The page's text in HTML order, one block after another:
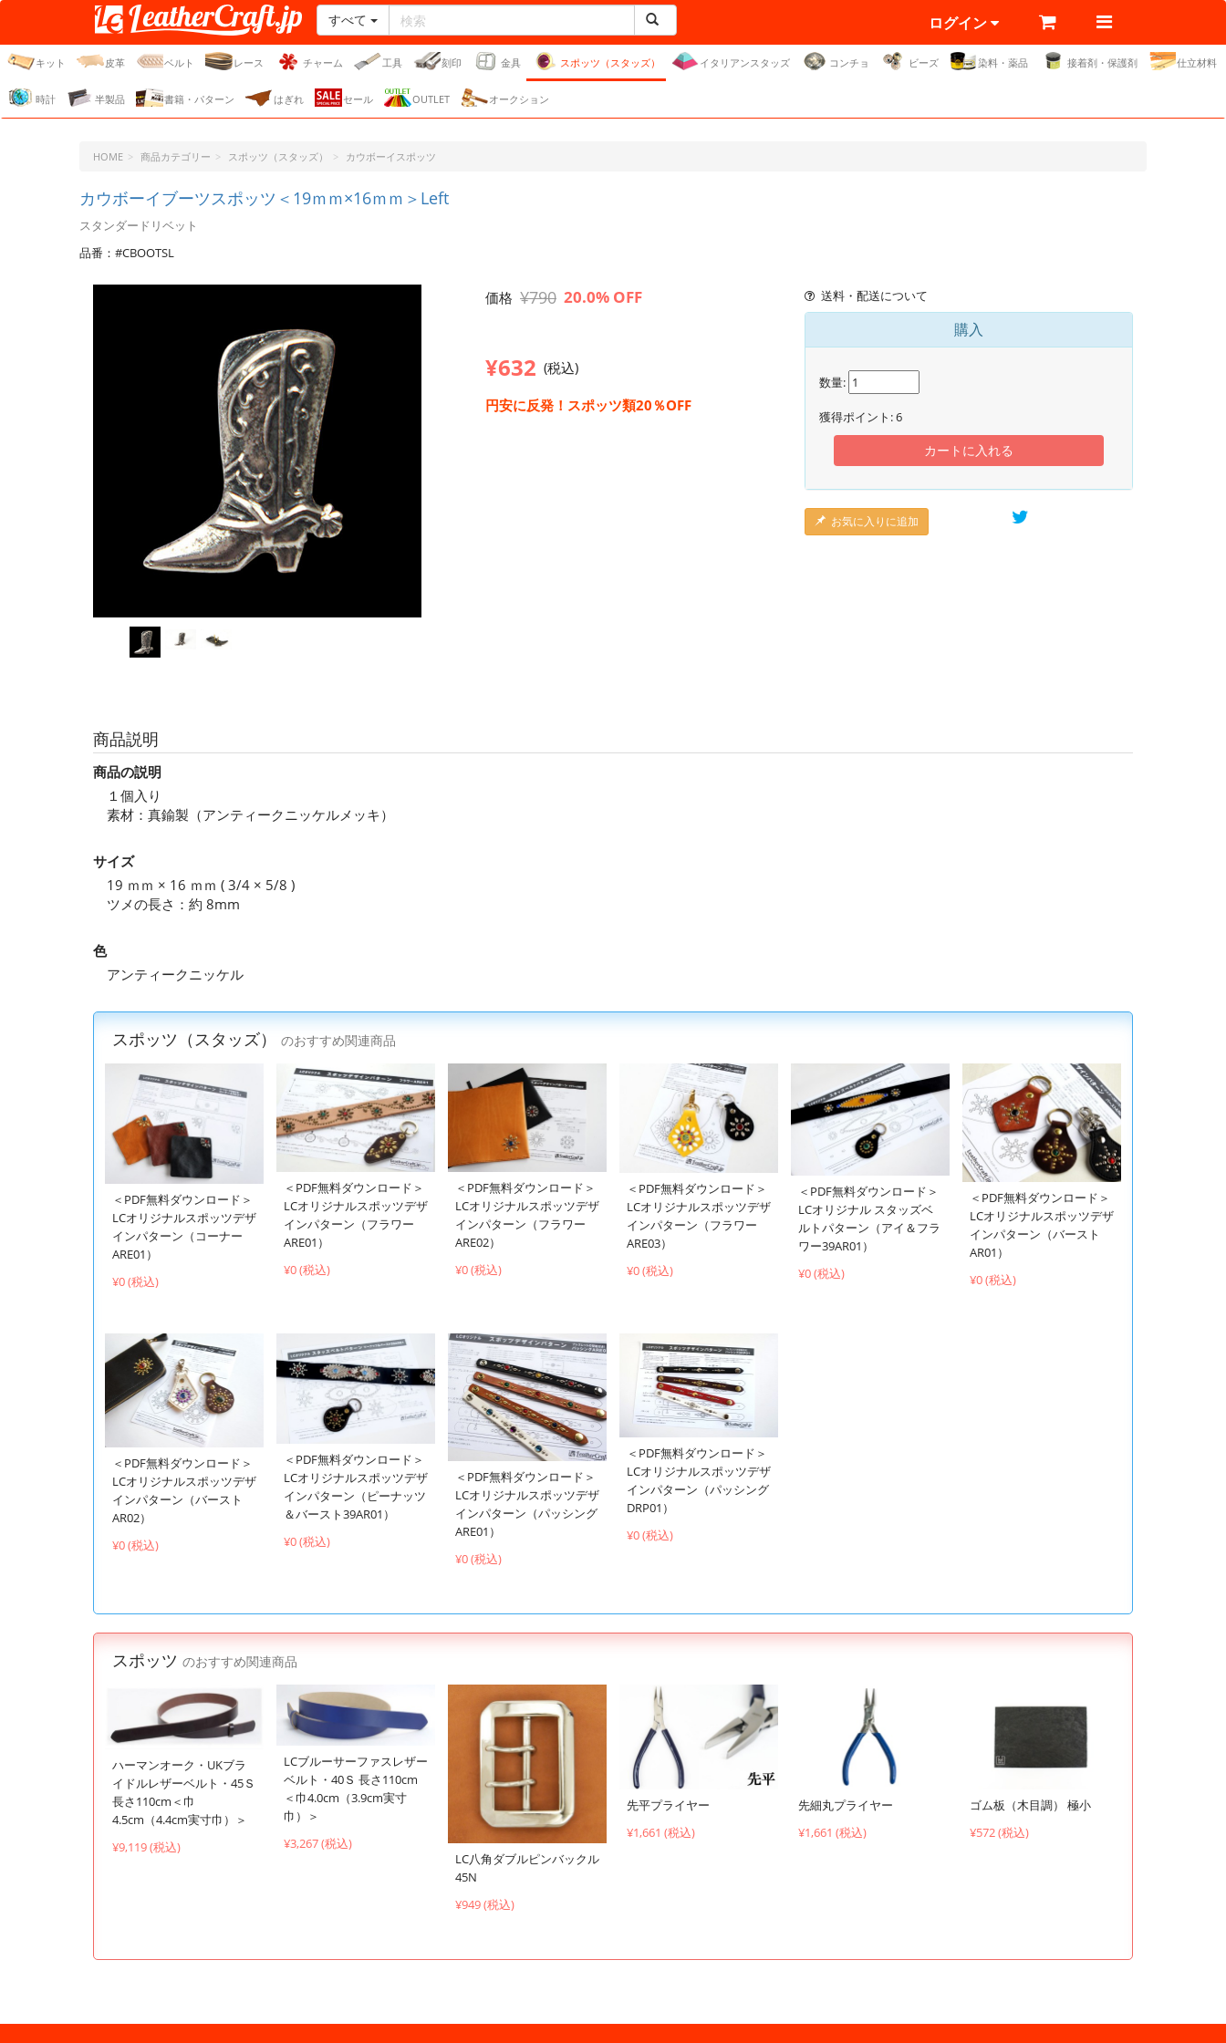
レザークラフト・ドット・
ジェーピー
すべて ログイン
キット 皮革 ベルト レース チャーム 工具 刻印 金具 スポッツ（スタッズ） イタリアンスタッズ コンチョ ビーズ 染料・薬品 接着剤・保護剤 仕立材料
時計 半製品 書籍・パターン はぎれ セール OUTLET オークション
HOME 商品カテゴリー スポッツ（スタッズ） カウボーイスポッツ
カウボーイブーツスポッツ＜19ｍｍ×16ｍｍ＞Left
スタンダードリベット
品番：#CBOOTSL
価格 ¥790 20.0% OFF
¥632 (税込)
円安に反発！スポッツ類20％OFF
送料・配送について
購入
数量:
獲得ポイント:6
カートに入れる
お気に入りに追加
商品説明
商品の説明
１個入り
素材：真鍮製（アンティークニッケルメッキ）
サイズ
19 ｍｍ × 16 ｍｍ ( 3/4 × 5/8 )
ツメの長さ：約 8mm
色
アンティークニッケル
スポッツ（スタッズ） のおすすめ関連商品
＜PDF無料ダウンロード＞
LCオリジナルスポッツデザ
インパターン（コーナー
ARE01）
¥0 (税込)
＜PDF無料ダウンロード＞
LCオリジナルスポッツデザ
インパターン（フラワー
ARE01）
¥0 (税込)
＜PDF無料ダウンロード＞
LCオリジナルスポッツデザ
インパターン（フラワー
ARE02）
¥0 (税込)
＜PDF無料ダウンロード＞
LCオリジナルスポッツデザ
インパターン（フラワー
ARE03）
¥0 (税込)
＜PDF無料ダウンロード＞
LCオリジナル スタッズベ
ルトパターン（アイ＆フラ
ワー39AR01）
¥0 (税込)
＜PDF無料ダウンロード＞
LCオリジナルスポッツデザ
インパターン（バースト
AR01）
¥0 (税込)
＜PDF無料ダウンロード＞
LCオリジナルスポッツデザ
インパターン（バースト
AR02）
¥0 (税込)
＜PDF無料ダウンロード＞
LCオリジナルスポッツデザ
インパターン（ピーナッツ
＆バースト39AR01）
¥0 (税込)
＜PDF無料ダウンロード＞
LCオリジナルスポッツデザ
インパターン（パッシング
ARE01）
¥0 (税込)
＜PDF無料ダウンロード＞
LCオリジナルスポッツデザ
インパターン（パッシング
DRP01）
¥0 (税込)
スポッツ のおすすめ関連商品
ハーマンオーク・UKブラ
イドルレザーベルト・45Ｓ
長さ110cm＜巾
4.5cm（4.4cm実寸巾）＞
¥9,119 (税込)
LCブルーサーファスレザー
ベルト・40Ｓ 長さ110cm
＜巾4.0cm（3.9cm実寸
巾）＞
¥3,267 (税込)
LC八角ダブルピンバックル
45N
¥949 (税込)
先平プライヤー
¥1,661 (税込)
先細丸プライヤー
¥1,661 (税込)
ゴム板（木目調） 極小
¥572 (税込)